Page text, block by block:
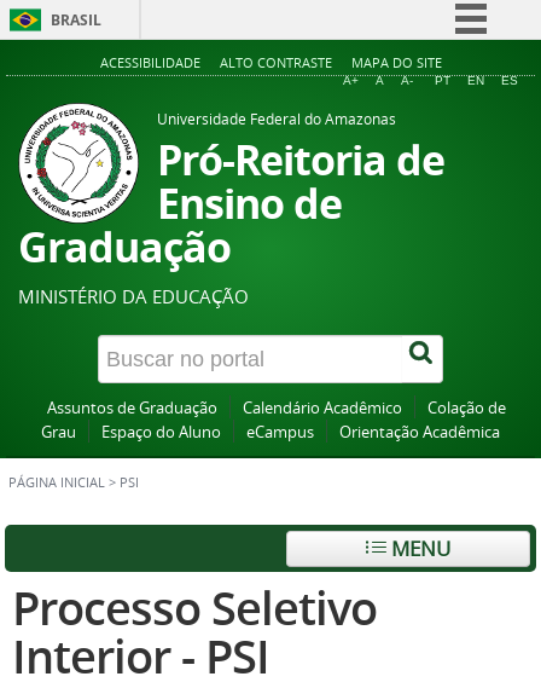
BRASIL
Simplifique!
Acesso à informação
ACESSIBILIDADE ALTO CONTRASTE MAPA DO SITE
A+ A A- PT EN ES
Universidade Federal do Amazonas
Pró-Reitoria de
Ensino de
Graduação
MINISTÉRIO DA EDUCAÇÃO
Assuntos de Graduação Calendário Acadêmico
Colação de
Grau
Espaço do Aluno eCampus Orientação Acadêmica
PÁGINA INICIAL > PSI
MENU
Processo Seletivo
Interior - PSI